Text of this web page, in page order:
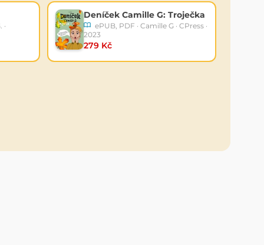
·
Deníček Camille G: Troječka
ePUB, PDF · Camille G · CPress ·
2023
279 Kč